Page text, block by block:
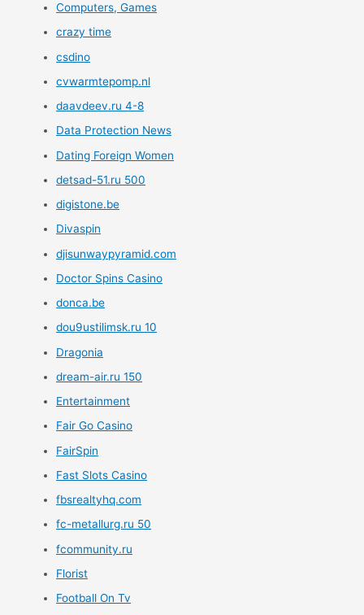
Computers, Games
crazy time
csdino
cvwarmtepomp.nl
daavdeev.ru 4-8
Data Protection News
Dating Foreign Women
detsad-51.ru 500
digistone.be
Divaspin
djisunwaypyramid.com
Doctor Spins Casino
donca.be
dou9ustilimsk.ru 10
Dragonia
dream-air.ru 150
Entertainment
Fair Go Casino
FairSpin
Fast Slots Casino
fbsrealtyhq.com
fc-metallurg.ru 50
fcommunity.ru
Florist
Football On Tv